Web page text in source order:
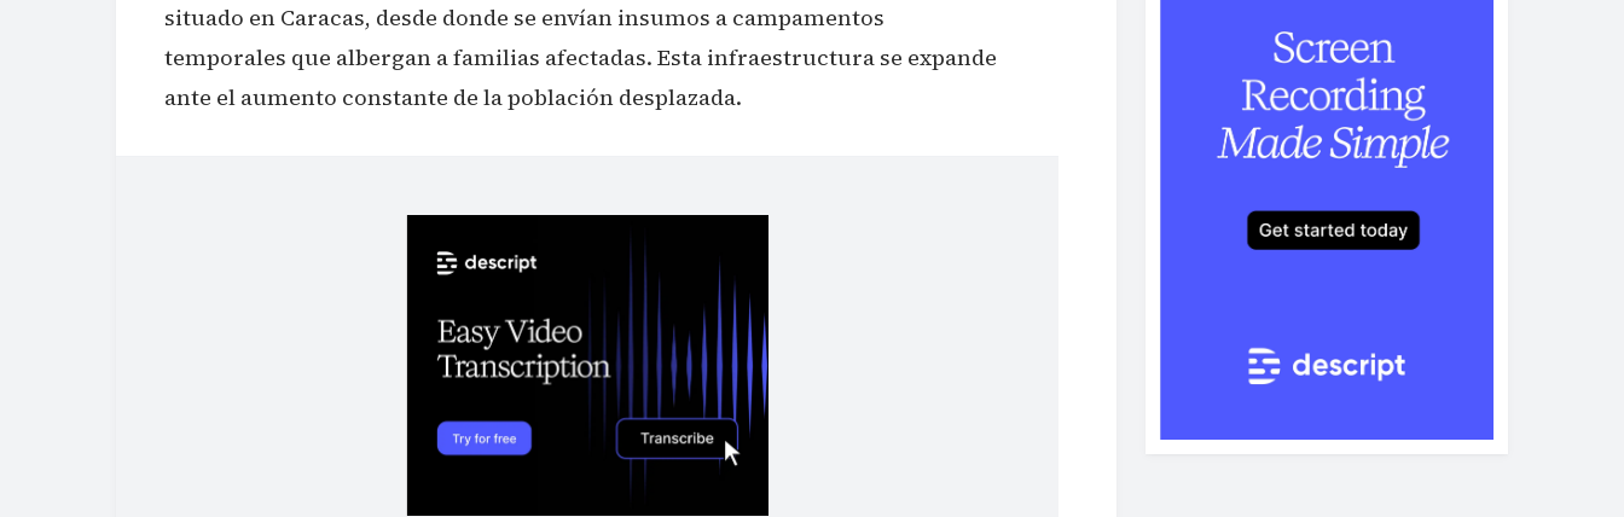
situado en Caracas, desde donde se envían insumos a campamentos
temporales que albergan a familias afectadas. Esta infraestructura se expande
ante el aumento constante de la población desplazada.